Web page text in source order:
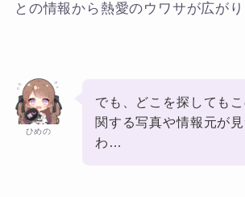
との情報から熱愛のウワサが広がり
ひめの
でも、どこを探しても
関する写真や情報元が
わ…